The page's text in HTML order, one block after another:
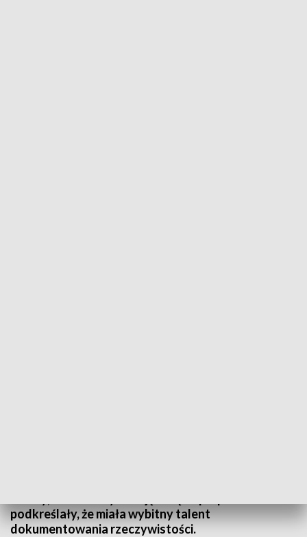
podkreślały, że miała wybitny talent
dokumentowania rzeczywistości.